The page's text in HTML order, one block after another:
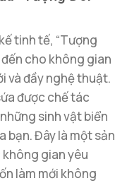
tinh tế, “Tượng
cho không gian
và đầy nghệ thuật.
được chế tác
sinh vật biển
bạn. Đây là một sản
gian yêu
làm mới không